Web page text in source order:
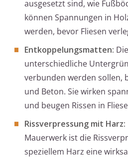
ausgesetzt sind, wie
können Spannungen in
werden, bevor Fliesen
Entkoppelungsmatten:
unterschiedliche
verbunden werden sollen,
und Beton. Sie wirken
und beugen Rissen in
Rissverpressung mit Harz:
Mauerwerk ist die
speziellem Harz eine